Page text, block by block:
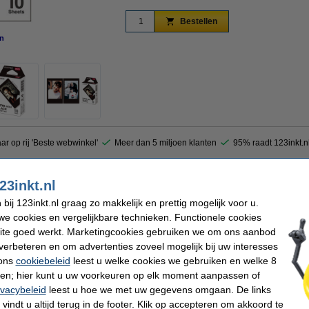
Bestellen
op rij 'Beste webwinkel' Meer dan 5 miljoen klanten 95% raadt
u prachtige foto's met een zwart frame i.p.v. het standaard witte frame. Fujifilm
af die direct (binnen een minuut) zichtbaar worden. Zo kunt u foto's van
De glossy coating laat kleuren prachtig uitkomen. De film-cartridge is in één
zwart.
Toplaag:
Waterbestendig:
mini Geschikt voor:
mm Frame:
Ons artikelnr:
123inkt.nl graag zo makkelijk en prettig mogelijk voor u.
cookies en vergelijkbare technieken. Functionele cookies
goed werkt. Marketingcookies gebruiken we om ons aanbod
en om advertenties zoveel mogelijk bij uw interesses
cookiebeleid leest u welke cookies we gebruiken en welke 8
hier kunt u uw voorkeuren op elk moment aanpassen of
leest u hoe we met uw gegevens omgaan. De links
u altijd terug in de footer. Klik op accepteren om akkoord te